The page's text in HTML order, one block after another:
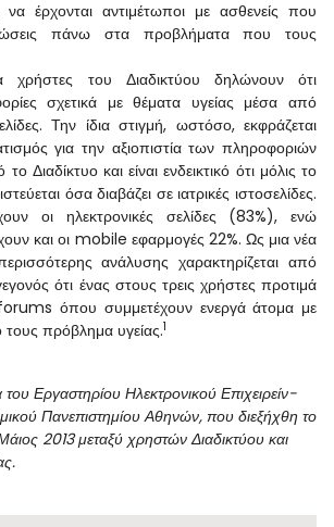
να έρχονται αντιμέτωποι με ασθενείς που
πάνω στα προβλήματα που τους
του Διαδικτύου δηλώνουν ότι
σχετικά με θέματα υγείας μέσα από
Την ίδια στιγμή, ωστόσο, εκφράζεται
για την αξιοπιστία των πληροφοριών
Διαδίκτυο και είναι ενδεικτικό ότι μόλις το
όσα διαβάζει σε ιατρικές ιστοσελίδες.
οι ηλεκτρονικές σελίδες (83%), ενώ
και οι mobile εφαρμογές 22%. Ως μια νέα
ανάλυσης χαρακτηρίζεται από
ότι ένας στους τρεις χρήστες προτιμά
όπου συμμετέχουν ενεργά άτομα με
τους πρόβλημα υγείας.1
Εργαστηρίου Ηλεκτρονικού Επιχειρείν-
Πανεπιστημίου Αθηνών, που διεξήχθη το
2013 μεταξύ χρηστών Διαδικτύου και